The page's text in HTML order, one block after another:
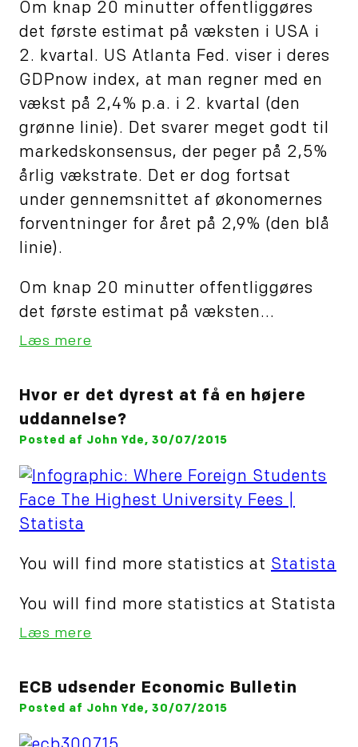
Om knap 20 minutter offentliggøres
det første estimat på væksten i USA i
2. kvartal. US Atlanta Fed. viser i deres
GDPnow index, at man regner med en
vækst på 2,4% p.a. i 2. kvartal (den
grønne linie). Det svarer meget godt til
markedskonsensus, der peger på 2,5%
årlig vækstrate. Det er dog fortsat
under gennemsnittet af økonomernes
forventninger for året på 2,9% (den blå
linie).
Om knap 20 minutter offentliggøres
det første estimat på væksten...
Læs mere
Hvor er det dyrest at få en højere
uddannelse?
Posted af John Yde, 30/07/2015
You will find more statistics at Statista
You will find more statistics at Statista
Læs mere
ECB udsender Economic Bulletin
Posted af John Yde, 30/07/2015